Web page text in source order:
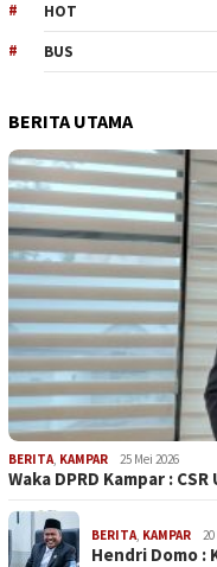
HOT
BUS
BERITA UTAMA
BERITA, KAMPAR 25 Mei 2026
Waka DPRD Kampar :
BERITA, KAMPAR
Hendri Domo :